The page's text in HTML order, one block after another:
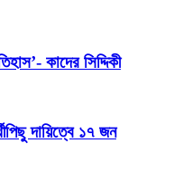
কাদের সিদ্দিকী
দায়িত্বে ১৭ জন